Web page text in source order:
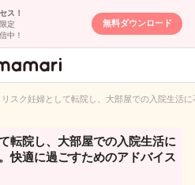
ス！
定
中！
無料ダウンロード
用匿名QA
リスク妊婦として転院し、大部屋での入院生活
転院し、大部屋での入院生活に
快適に過ごすためのアドバイス